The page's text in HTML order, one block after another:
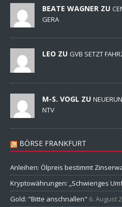
BEATE WAGNER ZU
GERA
LEO ZU GVB SETZT
M-S. VOGL ZU
NTV
BÖRSE FRANKFURT
Anleihen: Ölpreis bestimmt
Kryptowährungen: „Schwieriges
Gold: "Bitte anschnallen" 6. August